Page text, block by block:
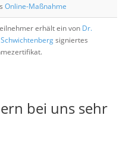
Online-Maßnahme
erhält ein von Dr.
signiertes
bei uns sehr